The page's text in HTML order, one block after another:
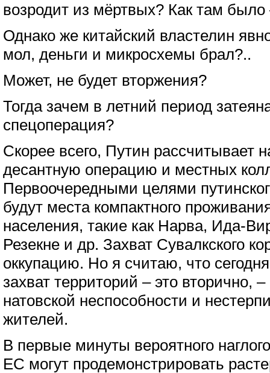
возродит из мёртвых? Как там было
Однако же китайский властелин
мол, деньги и микросхемы брал?..
Может, не будет вторжения?
Тогда зачем в летний период
спецоперация?
Скорее всего, Путин рассчитывает
десантную операцию и местных
Первоочередными целями
будут места компактного
населения, такие как Нарва, Ида-
Резекне и др. Захват Сувалкского
оккупацию. Но я считаю, что
захват территорий – это вторично,
натовской неспособности и
жителей.
В первые минуты вероятного
ЕС могут продемонстрировать